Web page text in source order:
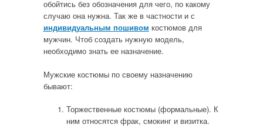
обойтись без обозначения для чего, по какому
случаю она нужна. Так же в частности и с
индивидуальным пошивом костюмов для
мужчин. Чтоб создать нужную модель,
необходимо знать ее назначение.
Мужские костюмы по своему назначению
бывают:
Торжественные костюмы (формальные). К
ним относятся фрак, смокинг и визитка.